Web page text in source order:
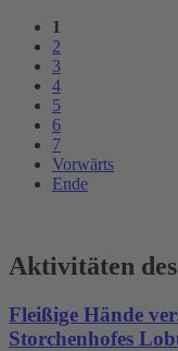
1
2
3
4
5
6
7
Vorwärts
Ende
Aktivitäten
Fleißige Hände
Storchenhofes